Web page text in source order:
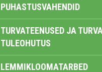
PUHASTUSVAHENDID
TURVATEENUSED JA
TULEOHUTUS
LEMMIKLOOMATARBED